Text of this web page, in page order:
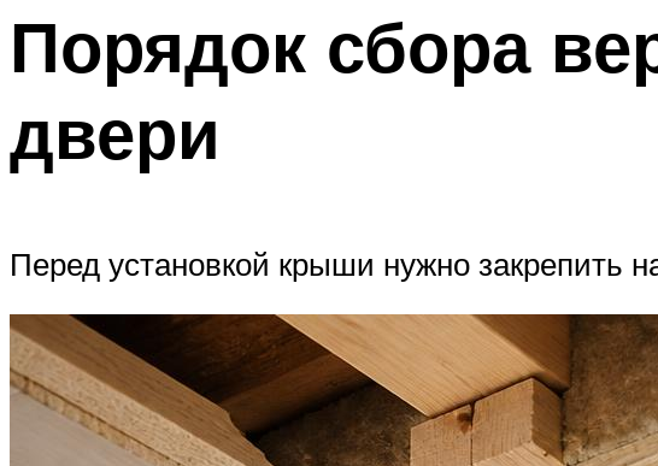
Порядок сбора
двери
Перед установкой крыши нужно закрепить